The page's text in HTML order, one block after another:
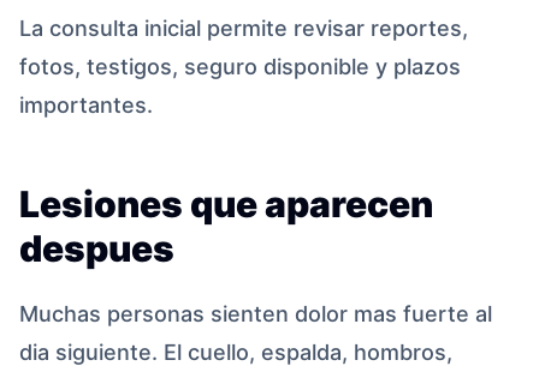
La consulta inicial permite revisar reportes,
fotos, testigos, seguro disponible y plazos
importantes.
Lesiones que aparecen
despues
Muchas personas sienten dolor mas fuerte al
dia siguiente. El cuello, espalda, hombros,